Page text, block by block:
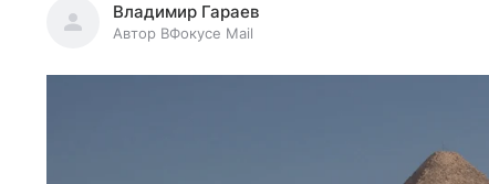
Владимир Гараев
Автор ВФокусе Mail